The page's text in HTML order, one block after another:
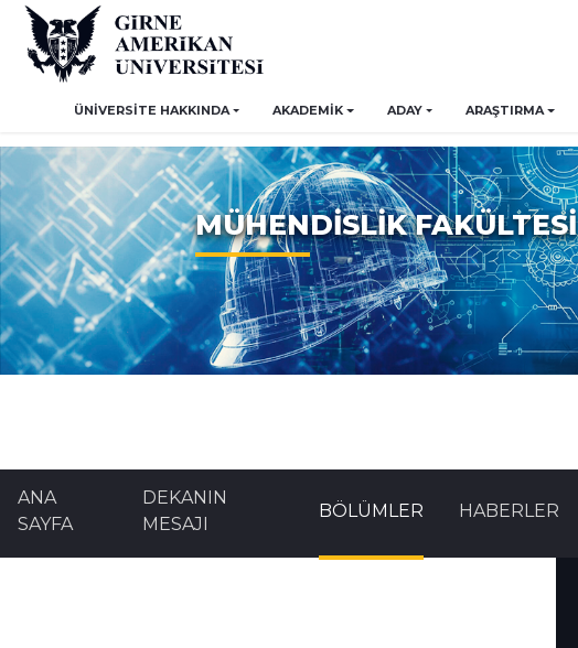
ÜNİVERSİTE HAKKINDA AKADEMİK ADAY ARAŞTIRMA
MÜHENDİSLİK FAKÜLTESİ
ANA
SAYFA
DEKANIN
MESAJI
BÖLÜMLER HABERLER